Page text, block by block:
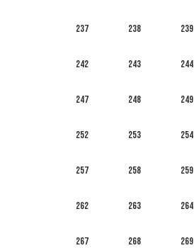
237 238 239
242 243 244
247 248 249
252 253 254
257 258 259
262 263 264
267 268 269